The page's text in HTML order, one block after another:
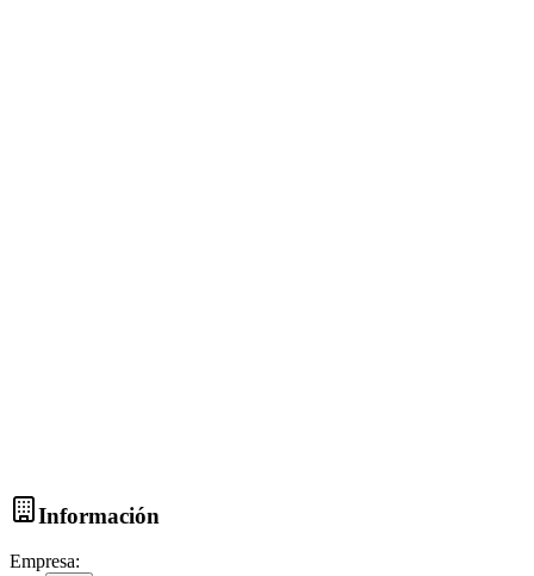
Información
Empresa: